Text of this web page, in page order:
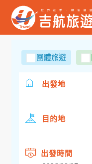
團體旅遊
出發地
目的地
出發時間